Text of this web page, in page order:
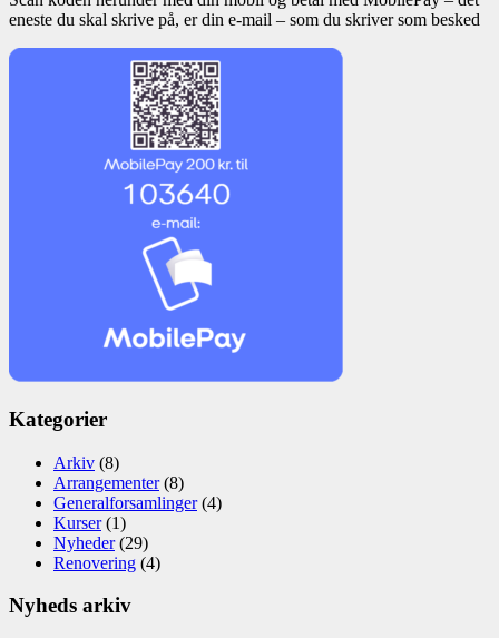
eneste du skal skrive på, er din e-mail – som du skriver som besked
Kategorier
Arkiv (8)
Arrangementer(8)
Generalforsamlinger(4)
Kurser(1)
Nyheder(29)
Renovering (4)
Nyheds arkiv